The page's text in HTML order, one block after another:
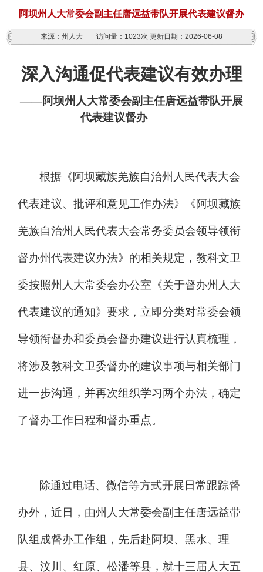
阿坝州人大常委会副主任唐远益带队开展代表建议督办
来源：州人大 访问量： 1023次 更新日期：2026-06-08
深入沟通促代表建议有效办理
——阿坝州人大常委会副主任唐远益带队开展
代表建议督办
根据《阿坝藏族羌族自治州人民代表大会
代表建议、批评和意见工作办法》《阿坝藏族
羌族自治州人民代表大会常务委员会领导领衔
督办州代表建议办法》的相关规定，教科文卫
委按照州人大常委会办公室《关于督办州人大
代表建议的通知》要求，立即分类对常委会领
导领衔督办和委员会督办建议进行认真梳理，
将涉及教科文卫委督办的建议事项与相关部门
进一步沟通，并再次组织学习两个办法，确定
了督办工作日程和督办重点。
除通过电话、微信等方式开展日常跟踪督
办外，近日，由州人大常委会副主任唐远益带
队组成督办工作组，先后赴阿坝、 黑水、理
县、汶川、红原、松潘等县，就十三届人大五